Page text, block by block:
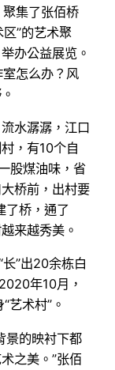
集了张佰桥
”的艺术聚
办公益展览。
怎么办？风
水潺潺，江口
，有10个自
股煤油味，省
桥前，出村要
了桥，通了
来越秀美。
”出20余栋白
年10月，
艺术村”。
景的映衬下都
之美。”张佰